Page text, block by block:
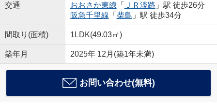
交通
おおさか東線 「 ＪＲ淡路 」駅 徒歩26分
阪急千里線 「 柴島 」駅 徒歩34分
間取り(面積) 1LDK(49.03㎡)
築年月 2025年 12月(築1年未満)
お問い合わせ(無料)